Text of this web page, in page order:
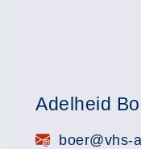
Adelheid
E-Mail:boer@vhs-